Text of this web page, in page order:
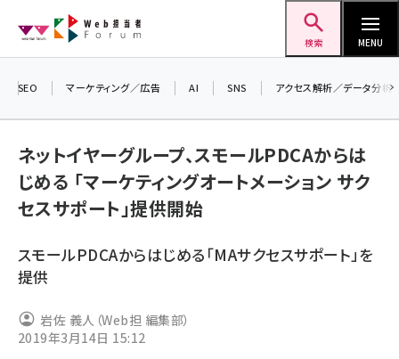
ン
検索 MENU
seo (3546)
youtube (2455)
セミナー (2328)
SEO マーケティング／広告 AI SNS アクセス解析／データ分析
ネットイヤーグループ、スモールPDCAからは
じめる 「マーケティングオートメーション サク
セスサポート」提供開始
スモールPDCAからはじめる「MAサクセスサポート」を
提供
岩佐 義人（Web担 編集部）
2019年3月14日 15:12